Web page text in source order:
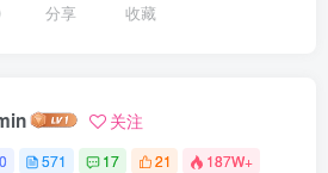
分享 收藏
关注
0 571 17 21 187W+